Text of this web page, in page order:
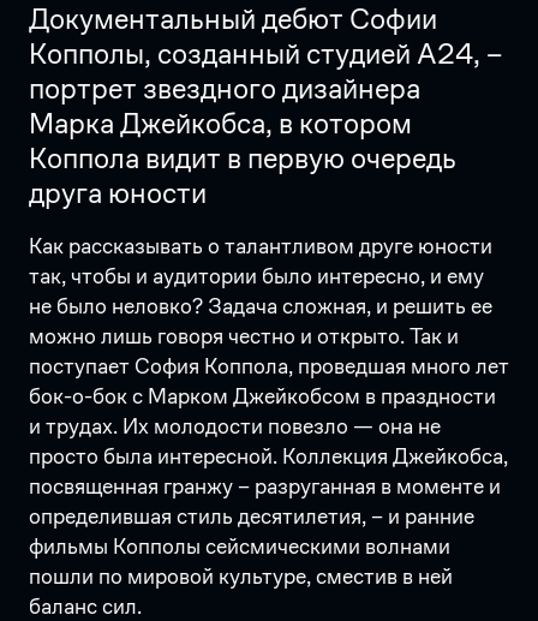
Документальный дебют Софии
Копполы, созданный студией A24, –
портрет звездного дизайнера
Марка Джейкобса, в котором
Коппола видит в первую очередь
друга юности
Как рассказывать о талантливом друге юности
так, чтобы и аудитории было интересно, и ему
не было неловко? Задача сложная, и решить ее
можно лишь говоря честно и открыто. Так и
поступает София Коппола, проведшая много лет
бок-о-бок с Марком Джейкобсом в праздности
и трудах. Их молодости повезло — она не
просто была интересной. Коллекция Джейкобса,
посвященная гранжу – разруганная в моменте и
определившая стиль десятилетия, – и ранние
фильмы Копполы сейсмическими волнами
пошли по мировой культуре, сместив в ней
баланс сил.